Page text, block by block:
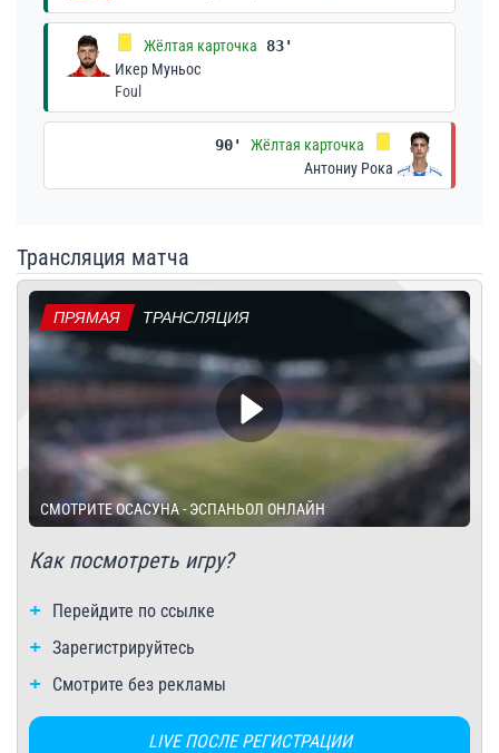
Жёлтая карточка
83'
Икер Муньос
Foul
90'
Жёлтая карточка
Антониу Рока
Трансляция матча
ПРЯМАЯ ТРАНСЛЯЦИЯ
СМОТРИТЕ ОСАСУНА - ЭСПАНЬОЛ ОНЛАЙН
Как посмотреть игру?
Перейдите по ссылке
Зарегистрируйтесь
Смотрите без рекламы
LIVE ПОСЛЕ РЕГИСТРАЦИИ